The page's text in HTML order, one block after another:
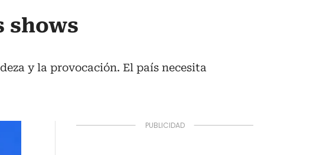
shows
y la provocación. El país necesita